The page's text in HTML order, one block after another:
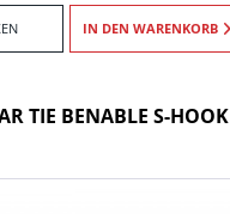
IN DEN WARENKORB
TIE BENABLE S-HOOK